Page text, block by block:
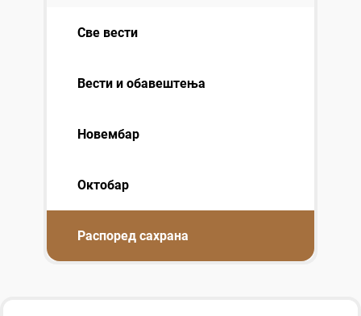
Све вести
Вести и обавештења
Новембар
Октобар
Распоред сахрана